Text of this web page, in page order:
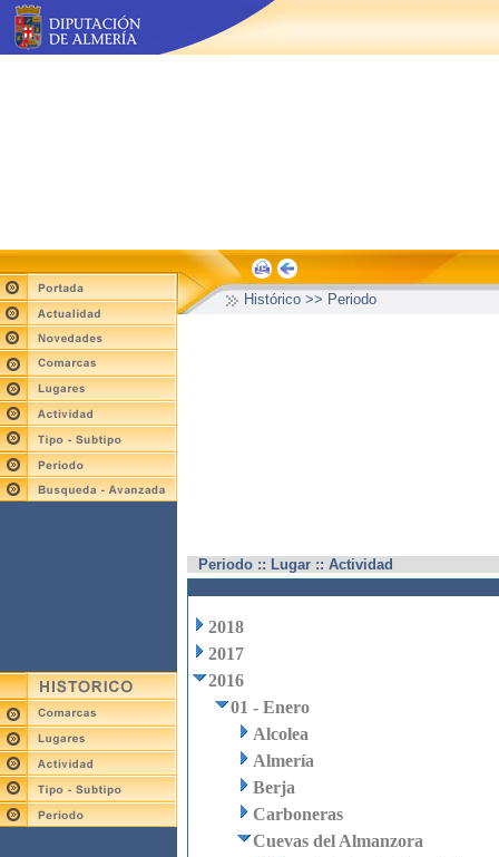
Histórico >> Periodo
Periodo :: Lugar :: Actividad
2018
2017
2016
01 - Enero
Alcolea
Almería
Berja
Carboneras
Cuevas del Almanzora